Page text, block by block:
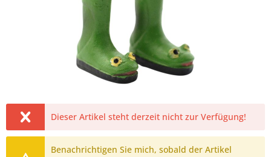
Dieser Artikel steht derzeit nicht zur Verfügung!
Benachrichtigen Sie mich, sobald der Artikel